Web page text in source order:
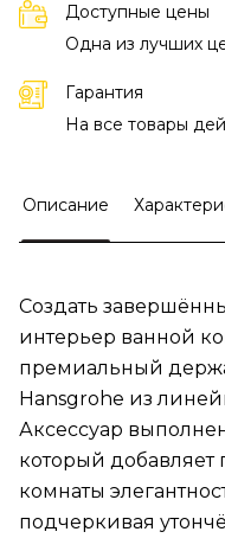
Доступные цены
Одна из лучших
Гарантия
На все товары
Описание
Создать
интерьер ванной
премиальный
Hansgrohe из
Аксессуар
который добавляет
комнаты
подчеркивая